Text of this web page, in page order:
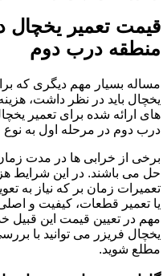
قیمت تعمیر یخچال
منطقه درب دوم
مساله بسیار مهم دیگری که
یخچال باید در نظر داشت،
های ارائه شده برای تعمیر
درب دوم در مرحله اول به نوع
برخی از خرابی ها در مدت زمان
حل می باشند. در این شرایط
تعمیرات زمان بر که نیاز به
یا تعمیر قطعات، کیفیت و
مهم در تعیین قیمت این قبیل
یخچال فریزر می توانید با
مطلع شوید.